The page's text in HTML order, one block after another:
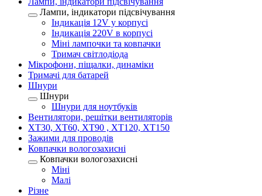
Лампи, індикатори підсвічування
Індикація 12V у корпусі
Індикація 220V в корпусі
Міні лампочки та ковпачки
Тримач світлодіода
Мікрофони, піщалки, динаміки
Тримачі для батарей
Шнури
Шнури
Шнури для ноутбуків
Вентилятори, решітки вентиляторів
XT30, XT60, XT90 , XT120, XT150
Зажими для проводів
Ковпачки вологозахисні
Ковпачки вологозахисні
Міні
Малі
Різне